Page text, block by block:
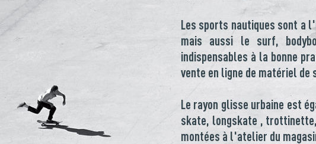
Les sports nautiques sont a
mais aussi le surf,
indispensables à la bonne
vente en ligne de matériel de
Le rayon glisse urbaine est
skate, longskate ,
montées à l'atelier du